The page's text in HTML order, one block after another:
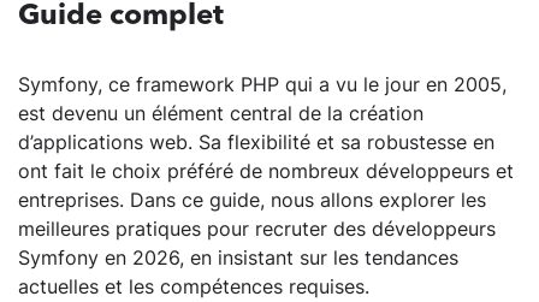
Guide complet
Symfony, ce framework PHP qui a vu le jour en 2005,
est devenu un élément central de la création
d’applications web. Sa flexibilité et sa robustesse en
ont fait le choix préféré de nombreux développeurs et
entreprises. Dans ce guide, nous allons explorer les
meilleures pratiques pour recruter des développeurs
Symfony en 2026, en insistant sur les tendances
actuelles et les compétences requises.